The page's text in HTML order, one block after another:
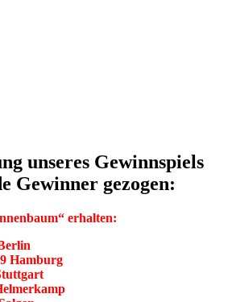
unseres Gewinnspiels
Gewinner gezogen:
erhalten:
Hamburg